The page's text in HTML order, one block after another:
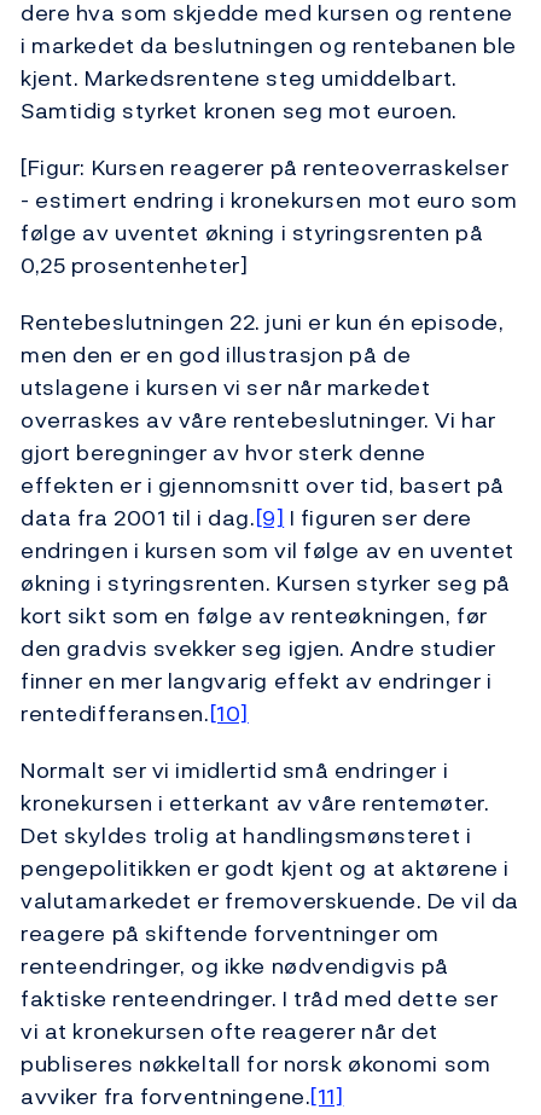
dere hva som skjedde med kursen og rentene
i markedet da beslutningen og rentebanen ble
kjent. Markedsrentene steg umiddelbart.
Samtidig styrket kronen seg mot euroen.
[Figur: Kursen reagerer på renteoverraskelser
- estimert endring i kronekursen mot euro som
følge av uventet økning i styringsrenten på
0,25 prosentenheter]
Rentebeslutningen 22. juni er kun én episode,
men den er en god illustrasjon på de
utslagene i kursen vi ser når markedet
overraskes av våre rentebeslutninger. Vi har
gjort beregninger av hvor sterk denne
effekten er i gjennomsnitt over tid, basert på
data fra 2001 til i dag.[9] I figuren ser dere
endringen i kursen som vil følge av en uventet
økning i styringsrenten. Kursen styrker seg på
kort sikt som en følge av renteøkningen, før
den gradvis svekker seg igjen. Andre studier
finner en mer langvarig effekt av endringer i
rentedifferansen.[10]
Normalt ser vi imidlertid små endringer i
kronekursen i etterkant av våre rentemøter.
Det skyldes trolig at handlingsmønsteret i
pengepolitikken er godt kjent og at aktørene i
valutamarkedet er fremoverskuende. De vil da
reagere på skiftende forventninger om
renteendringer, og ikke nødvendigvis på
faktiske renteendringer. I tråd med dette ser
vi at kronekursen ofte reagerer når det
publiseres nøkkeltall for norsk økonomi som
avviker fra forventningene.[11]